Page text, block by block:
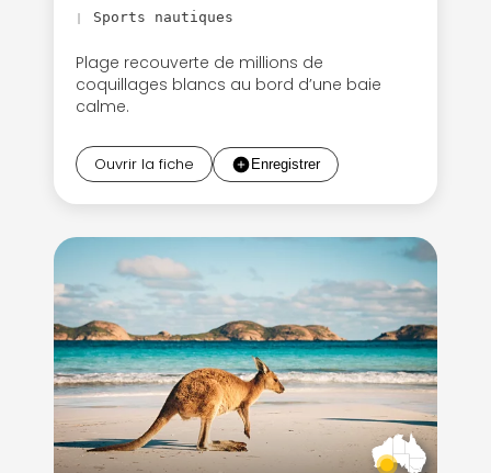
Sports nautiques
Plage recouverte de millions de
coquillages blancs au bord d’une baie
calme.
Ouvrir la fiche